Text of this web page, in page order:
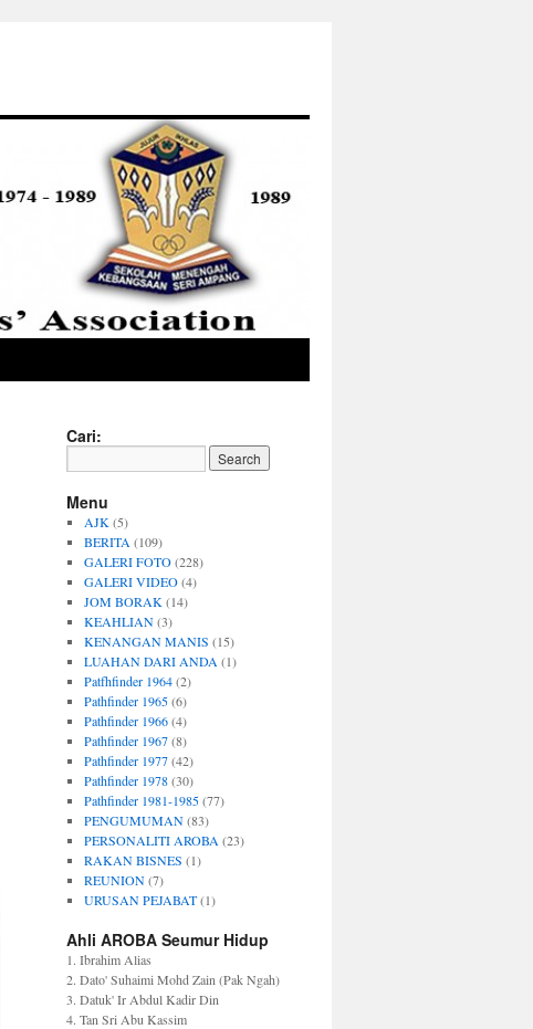
Cari:
Menu
AJK (5)
BERITA (109)
GALERI FOTO(228)
GALERI VIDEO(4)
JOM BORAK (14)
KEAHLIAN(3)
KENANGAN MANIS (15)
LUAHAN DARI ANDA (1)
Patfhfinder 1964(2)
Pathfinder 1965(6)
Pathfinder 1966(4)
Pathfinder 1967(8)
Pathfinder 1977(42)
Pathfinder 1978(30)
Pathfinder 1981-1985(77)
PENGUMUMAN(83)
PERSONALITI AROBA (23)
RAKAN BISNES (1)
REUNION(7)
URUSAN PEJABAT(1)
Ahli AROBA Seumur Hidup
1. Ibrahim Alias
2. Dato' Suhaimi Mohd Zain (Pak Ngah)
3. Datuk' Ir Abdul Kadir Din
4. Tan Sri Abu Kassim